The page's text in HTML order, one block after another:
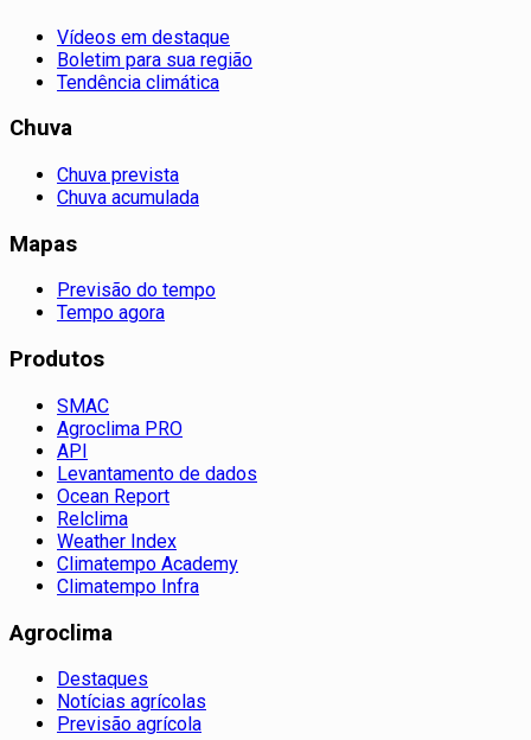
Vídeos em destaque
Boletim para sua região
Tendência climática
Chuva
Chuva prevista
Chuva acumulada
Mapas
Previsão do tempo
Tempo agora
Produtos
SMAC
Agroclima PRO
API
Levantamento de dados
Ocean Report
Relclima
Weather Index
Climatempo Academy
Climatempo Infra
Agroclima
Destaques
Notícias agrícolas
Previsão agrícola